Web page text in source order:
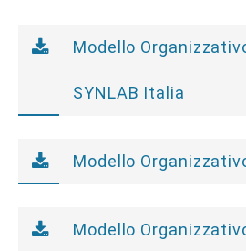
Modello
SYNLAB Italia
Modello
Modello